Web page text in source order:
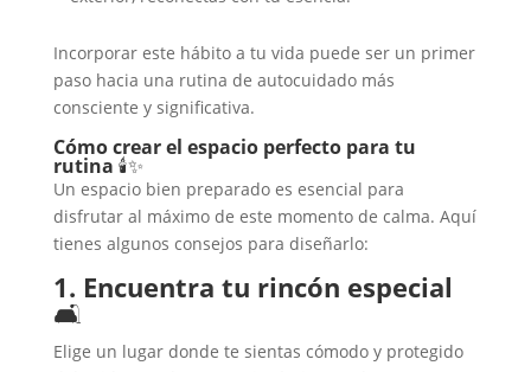
Incorporar este hábito a tu vida puede ser un primer
paso hacia una rutina de autocuidado más
consciente y significativa.
Cómo crear el espacio perfecto para tu
rutina 🕯️✨
Un espacio bien preparado es esencial para
disfrutar al máximo de este momento de calma. Aquí
tienes algunos consejos para diseñarlo:
1. Encuentra tu rincón especial
🛋️
Elige un lugar donde te sientas cómodo y protegido